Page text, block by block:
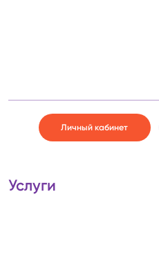
Личный кабинет
Услуги